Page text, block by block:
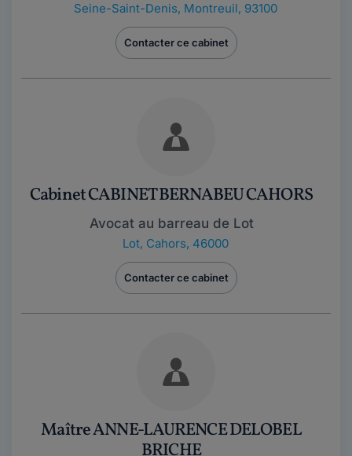
Seine-Saint-Denis, Montreuil, 93100
Contacter ce cabinet
Cabinet CABINET BERNABEU CAHORS
Avocat au barreau de Lot
Lot, Cahors, 46000
Contacter ce cabinet
Maître ANNE-LAURENCE DELOBEL
BRICHE